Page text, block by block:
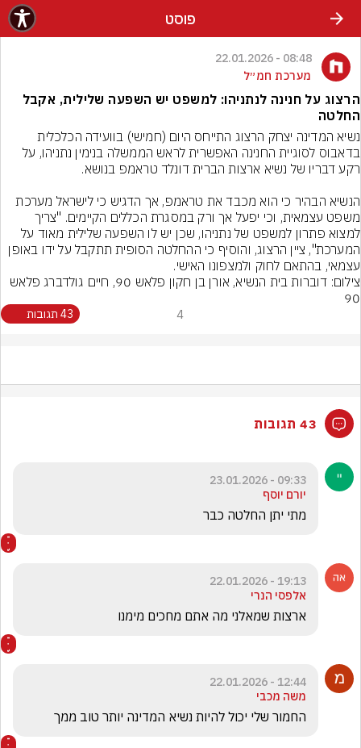
פוסט
08:48 - 22.01.2026
מערכת חמ״ל
הרצוג על חנינה לנתניהו: למשפט יש השפעה שלילית, אקבל
החלטה
נשיא המדינה יצחק הרצוג התייחס היום (חמישי) בוועידה הכלכלית
בדאבוס לסוגיית החנינה האפשרית לראש הממשלה בנימין נתניהו, על
הנשיא הבהיר כי הוא מכבד את טראמפ, אך הדגיש כי לישראל מערכת
למצוא פתרון למשפט של נתניהו, שכן יש לו השפעה שלילית מאוד על
עצמאי, בהתאם לחוק ולמצפונו האישי.
90
4 43 תגובות
43 תגובות
09:33 - 23.01.2026
יורם יוסף
מתי יתן החלטה כבר
19:13 - 22.01.2026
אלפסי הנרי
ארצות שמאלני מה אתם מחכים מימנו
12:44 - 22.01.2026
משה מכבי
החמור שלי יכול להיות נשיא המדינה יותר טוב ממך